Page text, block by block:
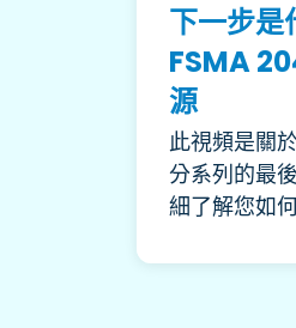
下一步
FSMA
源
此視頻是關
分系列的最
細了解您如